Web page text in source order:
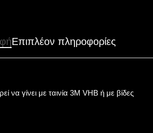
Επιπλέον πληροφορίες
να γίνει με ταινία 3Μ VHB ή με βίδες